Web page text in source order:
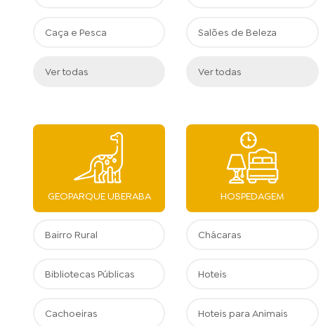
Caça e Pesca
Ver todas
Salões de Beleza
Ver todas
GEOPARQUE UBERABA
Bairro Rural
Bibliotecas Públicas
Cachoeiras
HOSPEDAGEM
Chácaras
Hoteis
Hoteis para Animais